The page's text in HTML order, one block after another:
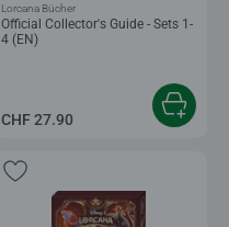
Official Collector's Guide - Sets 1-
4 (EN)
Lorcana Bücher
CHF 27.90